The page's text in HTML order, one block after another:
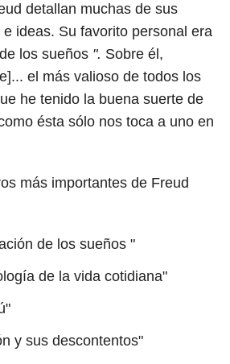
detallan muchas de sus
ideas. Su favorito personal era
los sueños ". Sobre él,
el más valioso de todos los
he tenido la buena suerte de
ésta sólo nos toca a uno en
más importantes de Freud
de los sueños "
de la vida cotidiana"
y sus descontentos"